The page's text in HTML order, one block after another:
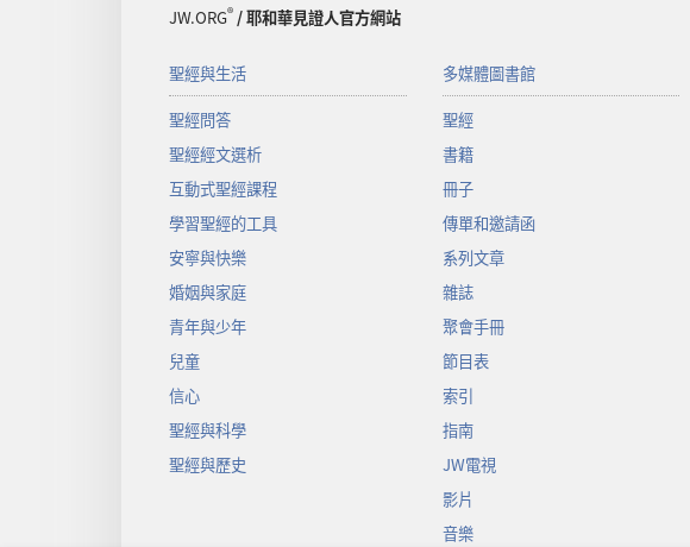
JW.ORG®/ 耶和華見證人官方網站
聖經與生活
聖經問答
聖經經文選析
互動式聖經課程
學習聖經的工具
安寧與快樂
婚姻與家庭
青年與少年
兒童
信心
聖經與科學
聖經與歷史
多媒體圖書館
聖經
書籍
冊子
傳單和邀請函
系列文章
雜誌
聚會手冊
節目表
索引
指南
JW電視
影片
音樂